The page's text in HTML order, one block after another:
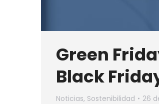
Green
Black
Noticias, Sostenibilidad 26